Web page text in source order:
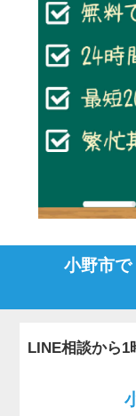
小野市で
LINE相談から1